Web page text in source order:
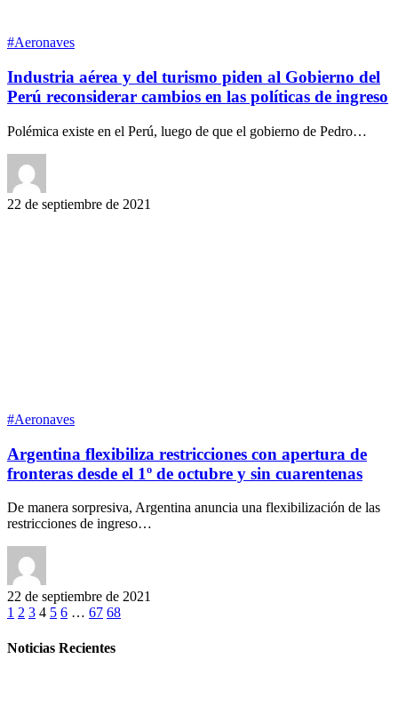
#Aeronaves
Industria aérea y del turismo piden al Gobierno del
Perú reconsiderar cambios en las políticas de ingreso
Polémica existe en el Perú, luego de que el gobierno de Pedro…
22 de septiembre de 2021
#Aeronaves
Argentina flexibiliza restricciones con apertura de
fronteras desde el 1º de octubre y sin cuarentenas
De manera sorpresiva, Argentina anuncia una flexibilización de las
restricciones de ingreso…
22 de septiembre de 2021
1 2 3 4 5 6 … 67 68
Noticias Recientes